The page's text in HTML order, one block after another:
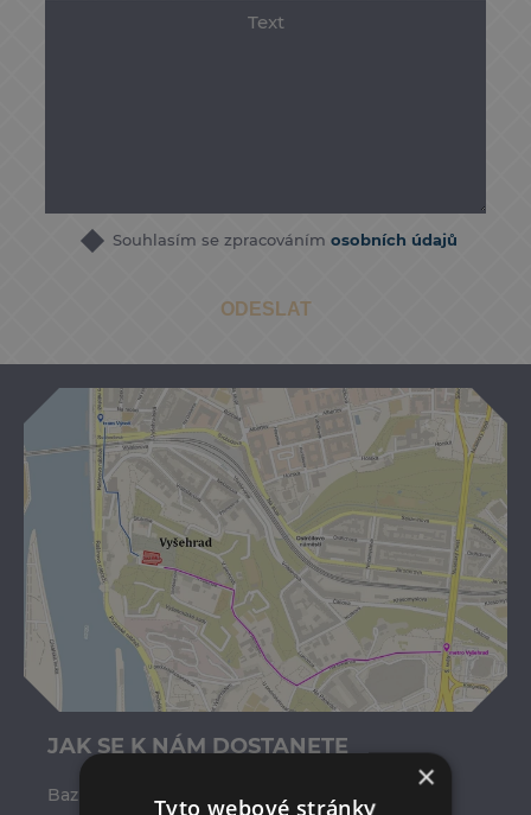
Souhlasím se zpracováním osobních údajů
ODESLAT
JAK SE K NÁM DOSTANETE
Bazilika sv. Petra a Pavla se nachází:
×
Tyto webové stránky